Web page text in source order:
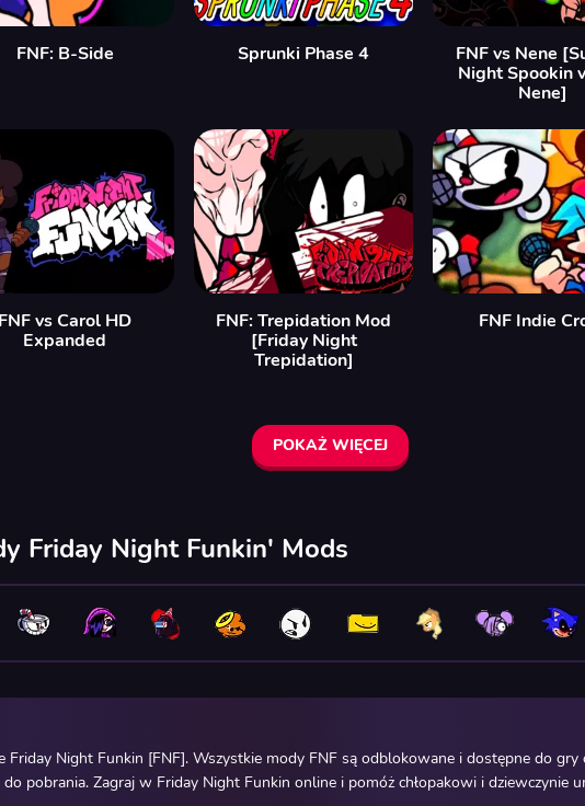
FNF: B-Side Sprunki Phase 4
FNF vs Nene
Night Spookin
Nene]
FNF vs Carol HD
Expanded
FNF: Trepidation Mod
[Friday Night
Trepidation]
FNF Indie
POKAŻ WIĘCEJ
Friday Night Funkin' Mods
Night Funkin [FNF]. Wszystkie mody FNF są odblokowane i dostępne do
pobrania. Zagraj w Friday Night Funkin online i pomóż chłopakowi i dziewczynie